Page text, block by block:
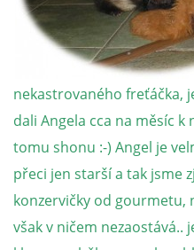
NATÁČENÍ V TELEVIZI
AKCE
SLUŽBY
HISTORIE - 2010 - 2020
nekastrovaného freťáčka,
dali Angela cca na měsíc k
tomu shonu :-) Angel je
přeci jen starší a tak jsme
konzervičky od gourmetu,
však v ničem nezaostává..